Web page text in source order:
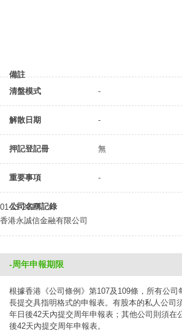
備註
清盤模式
-
解散日期 -
押記登記冊 無
重要事項 -
公司名稱記錄
01-11-2017
香港永誠信金融有限公司
-周年申報期限
根據香港《公司條例》第107及109條，所有公司
長提交具指明格式的申報表。有股本的私人公司
年日後42天內提交周年申報表；其他公司則須在
後42天內提交周年申報表。